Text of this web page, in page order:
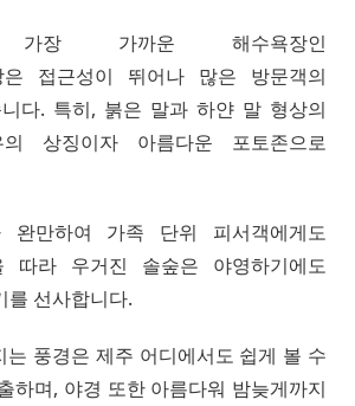
가장 가까운 해수욕장인
은 접근성이 뛰어나 많은 방문객의
다. 특히, 붉은 말과 하얀 말 형상의
의 상징이자 아름다운 포토존으로
완만하여 가족 단위 피서객에게도
따라 우거진 솔숲은 야영하기에도
를 선사합니다.
풍경은 제주 어디에서도 쉽게 볼 수
하며, 야경 또한 아름다워 밤늦게까지